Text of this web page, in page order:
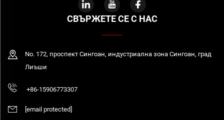
СВЪРЖЕТЕ СЕ С НАС
No. 172, проспект Сингоан, индустриална зона Сингоан, град
Лиъши
+86-15906773307
[email protected]